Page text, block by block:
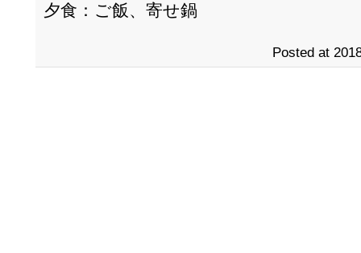
夕食：ご飯、寄せ鍋
Posted at